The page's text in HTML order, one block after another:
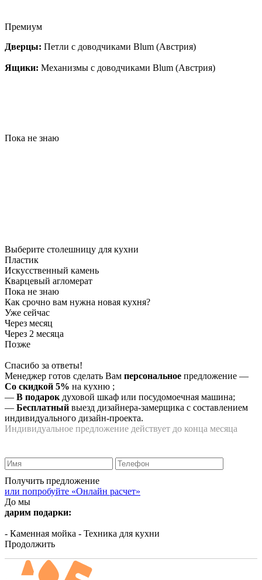
Премиум
Дверцы: Петли с доводчиками Blum (Австрия)
Ящики: Механизмы с доводчиками Blum (Австрия)
Пока не знаю
Выберите столешницу для кухни
Пластик
Искусственный камень
Кварцевый агломерат
Пока не знаю
Как срочно вам нужна новая кухня?
Уже сейчас
Через месяц
Через 2 месяца
Позже
Спасибо за ответы!
Менеджер готов сделать Вам персональное предложение —
Со скидкой 5% на кухню ;
— В подарок духовой шкаф или посудомоечная машина;
— Бесплатный выезд дизайнера-замерщика с составлением
индивидуального дизайн-проекта.
Индивидуальное предложение действует до конца месяца
Получить предложение
или попробуйте «Онлайн расчет»
До мы
дарим подарки:
- Каменная мойка - Техника для кухни
Продолжить